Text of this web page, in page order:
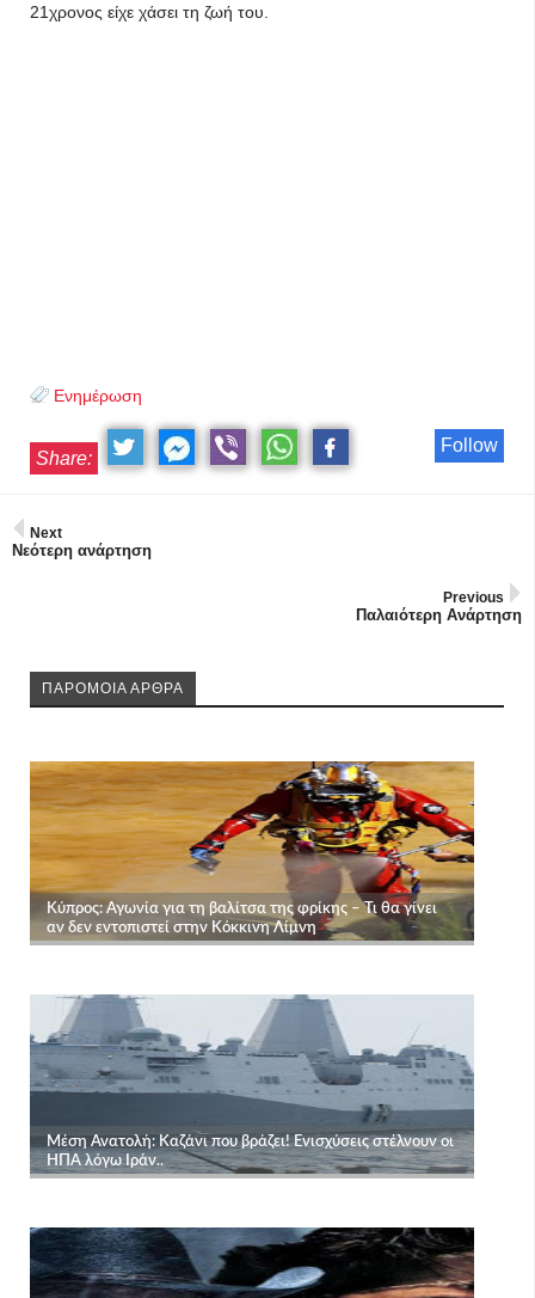
21χρονος είχε χάσει τη ζωή του.
Ενημέρωση
Follow
Share:
Next
Νεότερη ανάρτηση
Previous
Παλαιότερη Ανάρτηση
ΠΑΡΟΜΟΙΑ ΑΡΘΡΑ